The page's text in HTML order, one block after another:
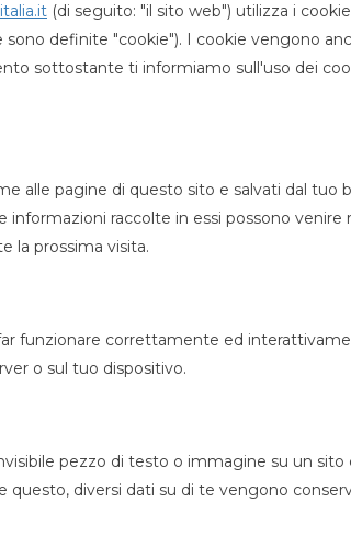
(di seguito: "il sito web") utilizza i
definite "cookie"). I cookie vengono
sottostante ti informiamo sull'uso dei
alle pagine di questo sito e salvati dal tuo
raccolte in essi possono venire
la prossima visita.
funzionare correttamente ed
o sul tuo dispositivo.
pezzo di testo o immagine su un
questo, diversi dati su di te vengono